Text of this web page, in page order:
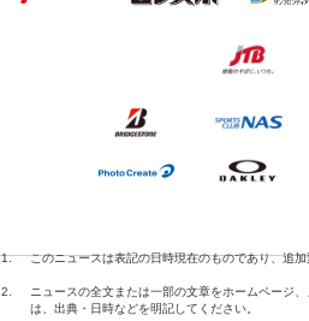
1. このニュースは表記の日時現在のものであり、追
2.
ニュースの全文または一部の文章をホームページ
は、出典・日時などを明記してください。